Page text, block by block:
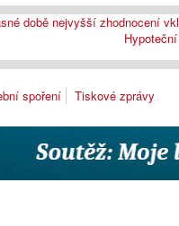
době nejvyšší zhodnocení
spoření Tiskové zprávy